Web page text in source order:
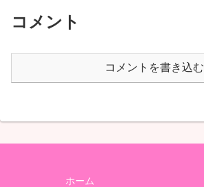
コメント
コメントを書き込む
ホーム